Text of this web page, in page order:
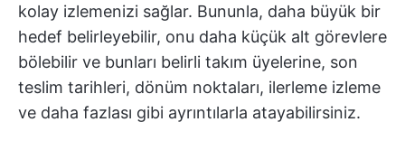
kolay izlemenizi sağlar. Bununla, daha büyük bir
hedef belirleyebilir, onu daha küçük alt görevlere
bölebilir ve bunları belirli takım üyelerine, son
teslim tarihleri, dönüm noktaları, ilerleme izleme
ve daha fazlası gibi ayrıntılarla atayabilirsiniz.